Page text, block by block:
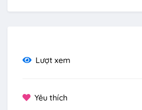
Lượt xem
Yêu thích